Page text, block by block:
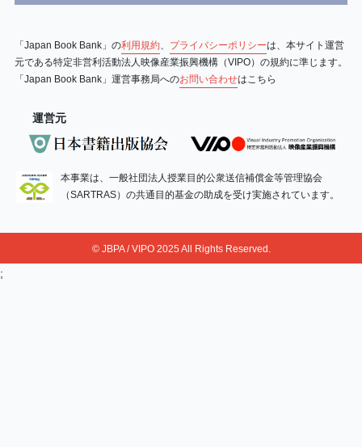
「Japan Book Bank」の利用規約、 プライバシーポリシーは、本サイト運営
元である特定非営利活動法人映像産業振興機構（VIPO）の規約に準じます。
「Japan Book Bank」運営事務局へのお問い合わせはこちら
運営元
本事業は、一般社団法人授業目的公衆送信補償金等管理協会
（SARTRAS）の共通目的基金の助成を受け実施されています。
© JBPA / VIPO 2025 All Rights Reserved.
;